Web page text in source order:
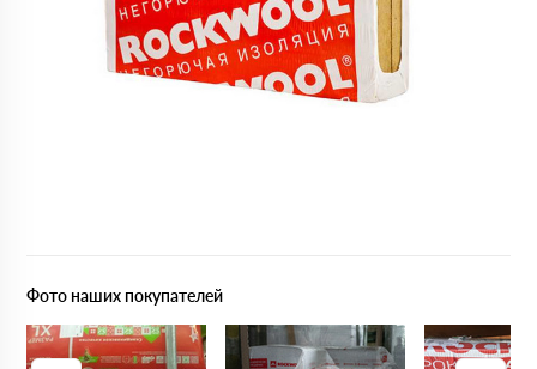
Фото наших покупателей